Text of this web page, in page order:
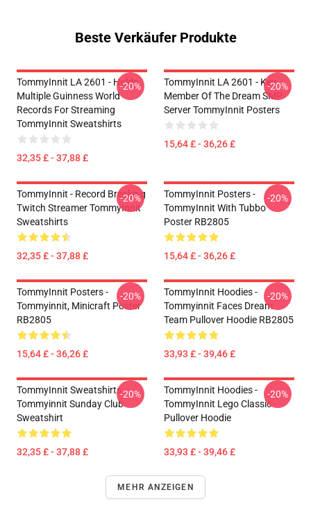
Beste Verkäufer Produkte
TommyInnit LA 2601 - Holds
Multiple Guinness World
Records For Streaming
TommyInnit Sweatshirts
32,35 £ - 37,88 £
-20%
TommyInnit LA 2601 - Key
Member Of The Dream SMP
Server TommyInnit Posters
15,64 £ - 36,26 £
-20%
TommyInnit - Record Breaking
Twitch Streamer TommyInnit
Sweatshirts
32,35 £ - 37,88 £
-20%
TommyInnit Posters -
TommyInnit With Tubbo
Poster RB2805
15,64 £ - 36,26 £
-20%
TommyInnit Posters -
Tommyinnit, Minicraft Poster
RB2805
15,64 £ - 36,26 £
-20%
TommyInnit Hoodies -
Tommyinnit Faces Dream
Team Pullover Hoodie RB2805
33,93 £ - 39,46 £
-20%
TommyInnit Sweatshirts -
Tommyinnit Sunday Club
Sweatshirt
32,35 £ - 37,88 £
-20%
TommyInnit Hoodies -
TommyInnit Lego Classic
Pullover Hoodie
33,93 £ - 39,46 £
-20%
MEHR ANZEIGEN